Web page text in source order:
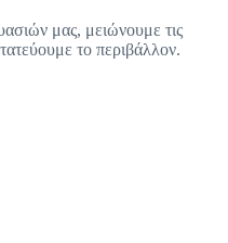
μας, μειώνουμε τις
το περιβάλλον.